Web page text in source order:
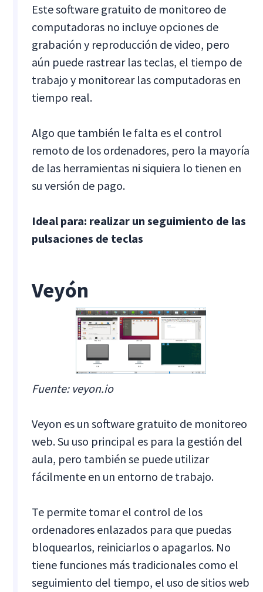
Este software gratuito de monitoreo de
computadoras no incluye opciones de
grabación y reproducción de video, pero
aún puede rastrear las teclas, el tiempo de
trabajo y monitorear las computadoras en
tiempo real.
Algo que también le falta es el control
remoto de los ordenadores, pero la mayoría
de las herramientas ni siquiera lo tienen en
su versión de pago.
Ideal para: realizar un seguimiento de las
pulsaciones de teclas
Veyón
Fuente: veyon.io
Veyon es un software gratuito de monitoreo
web. Su uso principal es para la gestión del
aula, pero también se puede utilizar
fácilmente en un entorno de trabajo.
Te permite tomar el control de los
ordenadores enlazados para que puedas
bloquearlos, reiniciarlos o apagarlos. No
tiene funciones más tradicionales como el
seguimiento del tiempo, el uso de sitios web